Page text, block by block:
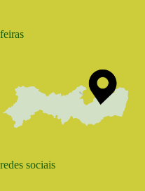
feiras
redes sociais